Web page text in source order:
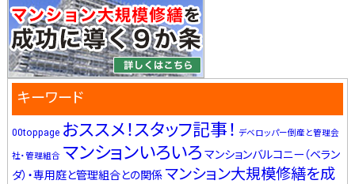
キーワード
00toppage おススメ！スタッフ記事！ デベロッパー倒産と管理会
社・管理組合 マンションいろいろ マンションバルコニー（ベラン
ダ）・専用庭と管理組合との関係 マンション大規模修繕を成